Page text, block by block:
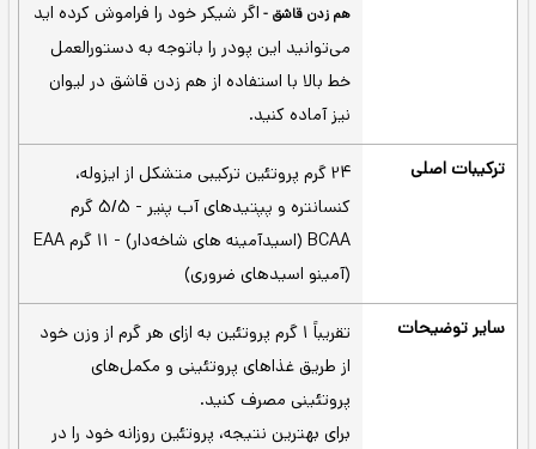
کربوهیدرات‌ها، چربی و لاکتوز
اضافی با استفاده از فناوری‌های فیلترینگ
پیچیده از این مکمل حذف شده اند.
جذب سریع - پروتئین وی یک پروتئین زود جذب
و آسان هضم است و این یکی از مزیت های
مهم پروتئین وی محسوب می‌شود.
وقت تمرین - 30 دقیقه قبل از ورزش و بلافاصله
خوردن ناشتا قبل از صبحانه، بین